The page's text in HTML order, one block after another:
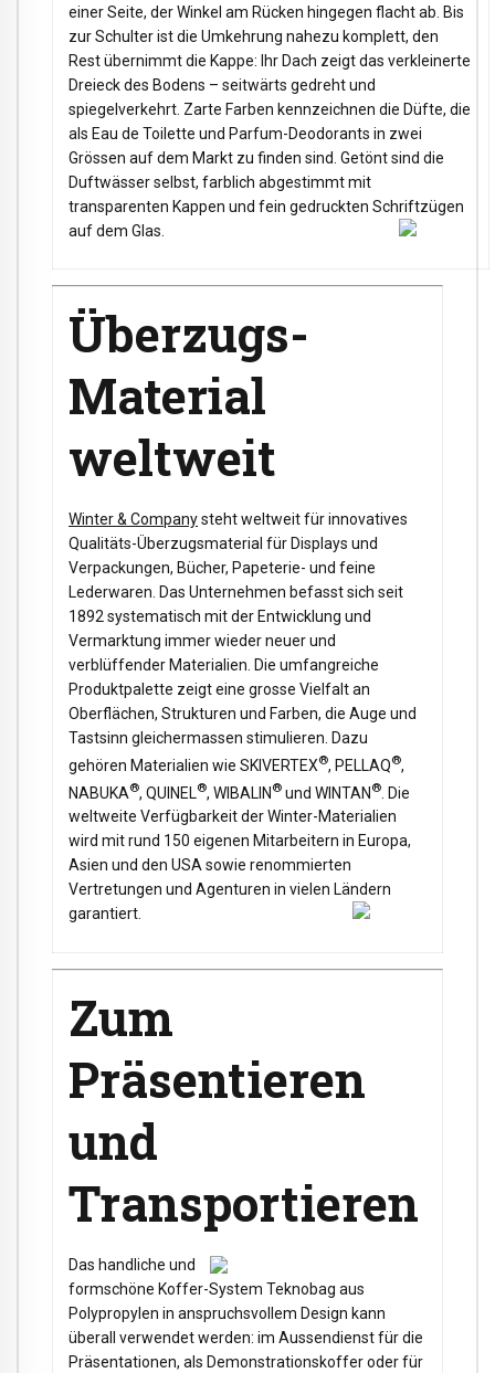
einer Seite, der Winkel am Rücken hingegen flacht ab. Bis
zur Schulter ist die Umkehrung nahezu komplett, den
Rest übernimmt die Kappe: Ihr Dach zeigt das verkleinerte
Dreieck des Bodens – seitwärts gedreht und
spiegelverkehrt. Zarte Farben kennzeichnen die Düfte, die
als Eau de Toilette und Parfum-Deodorants in zwei
Grössen auf dem Markt zu finden sind. Getönt sind die
Duftwässer selbst, farblich abgestimmt mit
transparenten Kappen und fein gedruckten Schriftzügen
auf dem Glas.
Überzugs-
Material
weltweit
Winter & Companysteht weltweit für innovatives
Qualitäts-Überzugsmaterial für Displays und
Verpackungen, Bücher, Papeterie- und feine
Lederwaren. Das Unternehmen befasst sich seit
1892 systematisch mit der Entwicklung und
Vermarktung immer wieder neuer und
verblüffender Materialien. Die umfangreiche
Produktpalette zeigt eine grosse Vielfalt an
Oberflächen, Strukturen und Farben, die Auge und
Tastsinn gleichermassen stimulieren. Dazu
gehören Materialien wie SKIVERTEX®, PELLAQ®,
NABUKA®, QUINEL®, WIBALIN® und WINTAN® . Die
weltweite Verfügbarkeit der Winter-Materialien
wird mit rund 150 eigenen Mitarbeitern in Europa,
Asien und den USA sowie renommierten
Vertretungen und Agenturen in vielen Ländern
garantiert.
Zum
Präsentieren
und
Transportieren
Das handliche und
formschöne Koffer-System Teknobag aus
Polypropylen in anspruchsvollem Design kann
überall verwendet werden: im Aussendienst für die
Präsentationen, als Demonstrationskoffer oder für